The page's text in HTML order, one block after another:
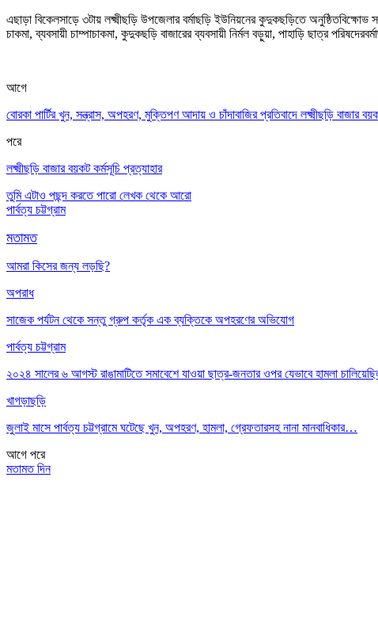
এছাড়া বিকেলসাড়ে ৩টায় লক্ষ্মীছড়ি উপজেলার বর্মাছড়ি ইউনিয়নের কুদুকছড়িতে অনুষ্ঠিতবিক্ষোভ
চাকমা,ব্যবসায়ী চাম্পাচাকমা, কুদুকছড়ি বাজারের ব্যবসায়ী নির্মল বড়ুয়া, পাহাড়ি ছাত্র পরিষদের
আগে
বোরকা পার্টির খুন, সন্ত্রাস, অপহরণ, মুক্তিপণ আদায় ও চাঁদাবাজির প্রতিবাদে লক্ষ্মীছড়ি বাজার
পরে
লক্ষ্মীছড়ি বাজার বয়কট কর্মসূচি প্রত্যাহার
তুমি এটাও পছন্দ করতে পারো লেখক থেকে আরো
পার্বত্য চট্টগ্রাম
মতামত
আমরা কিসের জন্য লড়ছি?
অপরাধ
সাজেক পর্যটন থেকে সন্তু গ্রুপ কর্তৃক এক ব্যক্তিকে অপহরণের অভিযোগ
পার্বত্য চট্টগ্রাম
২০২৪ সালের ৬ আগস্ট রাঙামাটিতে সমাবেশে যাওয়া ছাত্র-জনতার ওপর যেভাবে হামলা
খাগড়াছড়ি
জুলাই মাসে পার্বত্য চট্টগ্রামে ঘটেছে খুন, অপহরণ, হামলা, গ্রেফতারসহ নানা মানবাধিকার…
আগে পরে
মতামত দিন